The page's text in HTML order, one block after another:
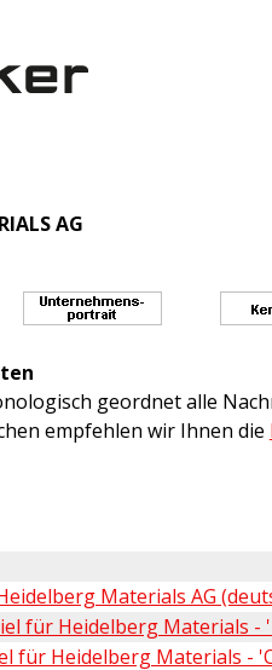
AG
geordnet alle
empfehlen wir Ihnen die
Materials AG
für Heidelberg Materials -
für Heidelberg Materials -